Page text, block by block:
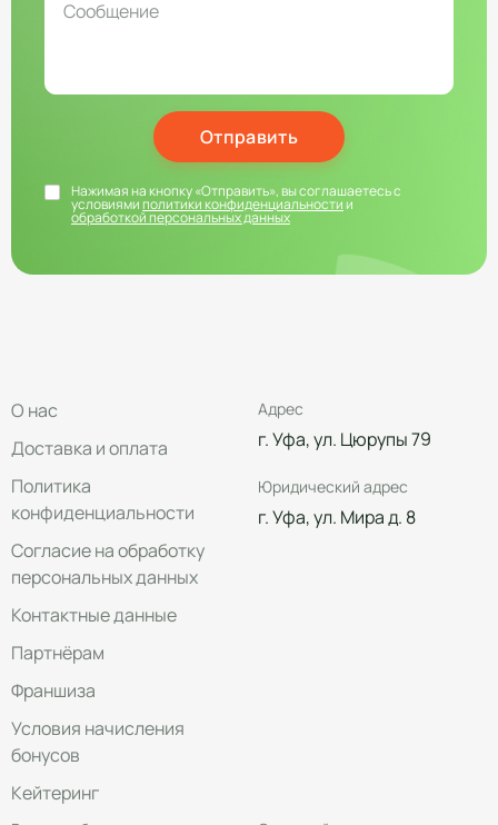
Отправить
Нажимая на кнопку «Отправить», вы соглашаетесь с
условиямиполитики конфиденциальностии
обработкой персональных данных
О нас
Доставка и оплата
Политика
конфиденциальности
Согласие на обработку
персональных данных
Контактные данные
Партнёрам
Франшиза
Условия начисления
бонусов
Кейтеринг
Адрес
г. Уфа, ул. Цюрупы 79
Юридический адрес
г. Уфа, ул. Мира д. 8